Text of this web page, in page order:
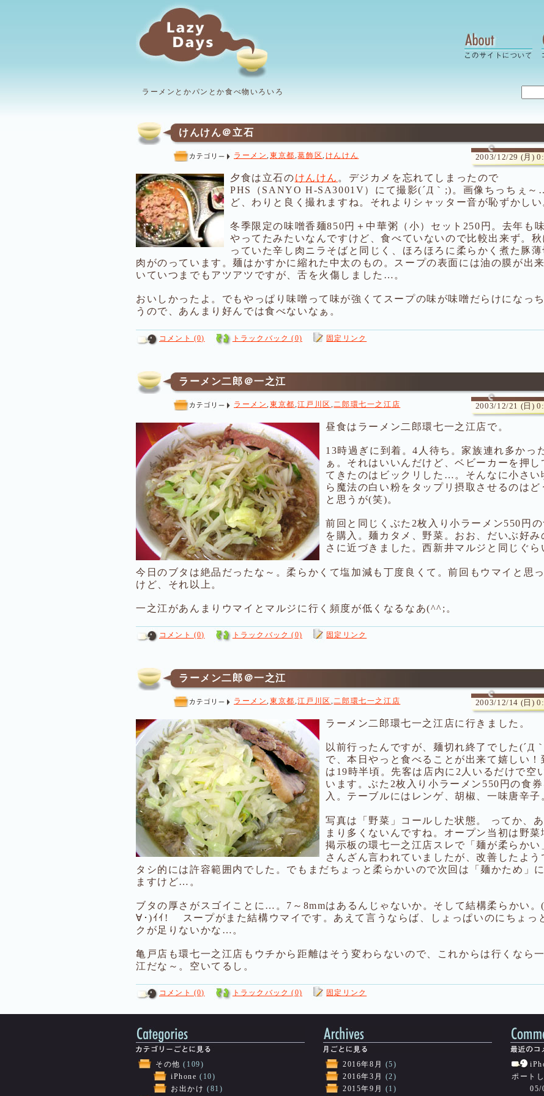
ラーメンとかパンとか食べ物いろいろ
けんけん＠立石
ラーメン,東京都,葛飾区, けんけん 2003/12/29 (月)
夕食は立石のけんけん 。デジカメを忘れてしまったので
PHS（SANYO H-SA3001V）にて撮影(´Д｀;)。画像ちっちぇ～
ど、わりと良く撮れますね。それよりシャッター音が恥ずかしい
冬季限定の味噌香麺850円＋中華粥（小）セット250円。去年も
やってたみたいなんですけど、食べていないので比較出来ず。秋
っていた辛し肉ニラそばと同じく、ほろほろに柔らかく煮た豚薄
肉がのっています。麺はかすかに縮れた中太のもの。スープの表面には油の膜が出
いていつまでもアツアツですが、舌を火傷しました…。
おいしかったよ。でもやっぱり味噌って味が強くてスープの味が味噌だらけになっ
うので、あんまり好んでは食べないなぁ。
コメント (0) トラックバック (0) 固定リンク
ラーメン二郎＠一之江
ラーメン,東京都,江戸川区 ,二郎環七一之江店 2003/12/21 (日)
昼食はラーメン二郎環七一之江店で。
13時過ぎに到着。4人待ち。家族連れ多かっ
ぁ。それはいいんだけど、ベビーカーを押し
てきたのはビックリした…。そんなに小さい
ら魔法の白い粉をタップリ摂取させるのはど
と思うが(笑)。
前回と同じくぶた2枚入り小ラーメン550円の
を購入。麺カタメ、野菜。おお、だいぶ好み
さに近づきました。西新井マルジと同じぐら
今日のブタは絶品だったな～。柔らかくて塩加減も丁度良くて。前回もウマイと思
けど、それ以上。
一之江があんまりウマイとマルジに行く頻度が低くなるなあ(^^;。
コメント (0) トラックバック (0) 固定リンク
ラーメン二郎＠一之江
ラーメン,東京都,江戸川区 ,二郎環七一之江店 2003/12/14 (日)
ラーメン二郎環七一之江店に行きました。
以前行ったんですが、麺切れ終了でした(´Д
で、本日やっと食べることが出来て嬉しい！
は19時半頃。先客は店内に2人いるだけで空
います。ぶた2枚入り小ラーメン550円の食
入。テーブルにはレンゲ、胡椒、一味唐辛子
写真は「野菜」コールした状態。 ってか、
まり多くないんですね。オープン当初は野菜
掲示板の環七一之江店スレで「麺が柔らかい
さんざん言われていましたが、改善したよう
タシ的には許容範囲内でした。でもまだちょっと柔らかいので次回は「麺かため」
ますけど…。
ブタの厚さがスゴイことに…。7～8mmはあるんじゃないか。そして結構柔らかい。(
∀･)ｲｲ! スープがまた結構ウマイです。あえて言うならば、しょっぱいのにちょっ
クが足りないかな…。
亀戸店も環七一之江店もウチから距離はそう変わらないので、これからは行くなら
江だな～。空いてるし。
コメント (0) トラックバック (0) 固定リンク
その他 (109)
iPhone (10)
お出かけ (81)
2016年8月 (5)
2016年3月 (2)
2015年9月 (1)
ポート
05/